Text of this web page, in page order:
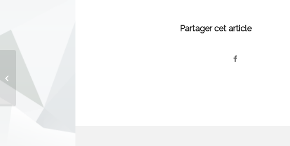
Partager cet article
Carnaval de l’école et loto de
l’Amicale Laïque